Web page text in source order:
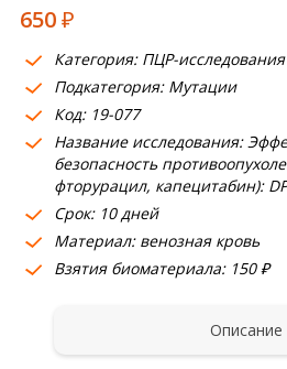
Пациентам
О компании
Где сдать
Партнерам
650₽
Категория: ПЦР-исследования
Подкатегория: Мутации
Код: 19-077
Название исследования:
безопасность
фторурацил, капецитабин):
Срок: 10 дней
Материал: венозная кровь
Взятия биоматериала: 150 ₽
Описание